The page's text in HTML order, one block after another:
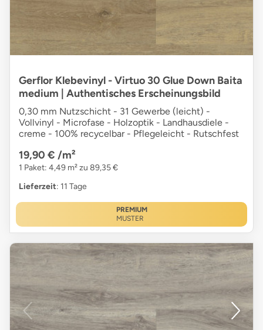
Gerflor Klebevinyl - Virtuo 30 Glue Down Baita
medium | Authentisches Erscheinungsbild
0,30 mm Nutzschicht - 31 Gewerbe (leicht) -
Vollvinyl - Microfase - Holzoptik - Landhausdiele -
creme - 100% recycelbar - Pflegeleicht - Rutschfest
19,90 € /m²
1 Paket: 4,49 m² zu 89,35 €
Lieferzeit: 11 Tage
PREMIUM
MUSTER